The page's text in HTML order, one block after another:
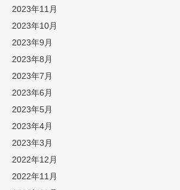
2023年11月
2023年10月
2023年9月
2023年8月
2023年7月
2023年6月
2023年5月
2023年4月
2023年3月
2022年12月
2022年11月